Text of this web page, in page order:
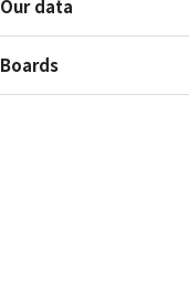
Our data
Boards
Academic Gatherings
News Media
K-Benthos News